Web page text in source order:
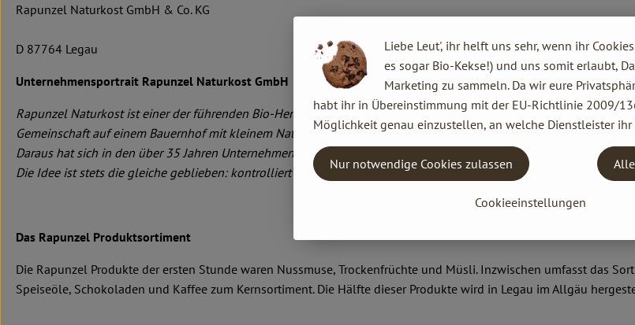
Rapunzel Naturkost GmbH & Co. KG
D 87764 Legau
Unternehmensportrait Rapunzel Naturkost GmbH
Rapunzel Naturkost ist einer der führenden Bio-Hersteller in Europa. Begonnen hat alles ganz klein: 1974
Gemeinschaft auf einem Bauernhof mit kleinem Naturkostladen im bayerischen Augsburg.
Daraus hat sich in den über 35 Jahren Unternehmensgeschichte ein international agierendes Unternehmen mit
Die Idee ist stets die gleiche geblieben: kontrolliert biologische, naturbelassene und vegetarische Lebensmittel
Das Rapunzel Produktsortiment
Die Rapunzel Produkte der ersten Stunde waren Nussmuse, Trockenfrüchte und Müsli. Inzwischen umfasst das
Speiseöle, Schokoladen und Kaffee zum Kernsortiment. Die Hälfte dieser Produkte wird in Legau im Allgäu
Liebe Leut', ihr helft uns sehr, wenn ihr
es sogar Bio-Kekse!) und uns somit erlaubt,
Marketing zu sammeln. Da wir eure
habt ihr in Übereinstimmung mit der EU-Richtlinie 2009/
Möglichkeit genau einzustellen, an welche Dienstleister
Cookieeinstellungen
Nur notwendige Cookies zulassen